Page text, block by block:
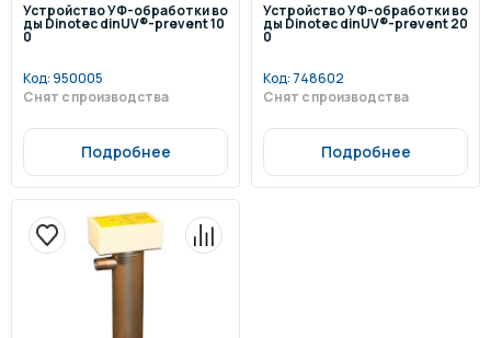
Устройство УФ-обработки во
ды Dinotec dinUV®-prevent 10
0
Код:950005
Снят с производства
Подробнее
Устройство УФ-обработки во
ды Dinotec dinUV®-prevent 20
0
Код: 748602
Снят с производства
Подробнее